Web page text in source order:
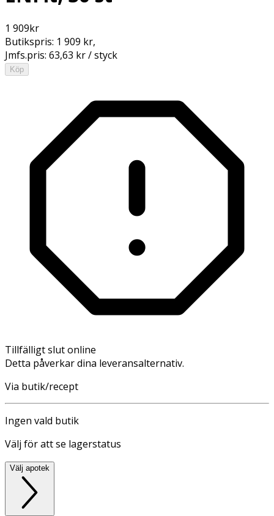
1 909kr
Butikspris: 1 909 kr,
Jmfs.pris: 63,63 kr / styck
Köp
Tillfälligt slut online
Detta påverkar dina leveransalternativ.
Via butik/recept
Ingen vald butik
Välj för att se lagerstatus
Välj apotek